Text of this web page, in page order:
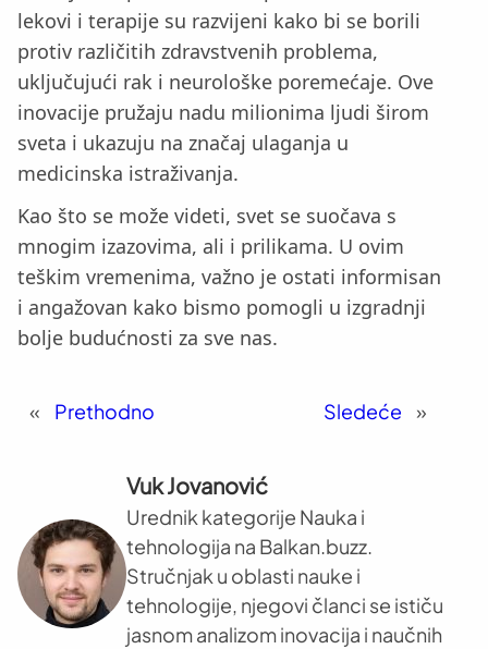
lekovi i terapije su razvijeni kako bi se borili
protiv različitih zdravstvenih problema,
uključujući rak i neurološke poremećaje. Ove
inovacije pružaju nadu milionima ljudi širom
sveta i ukazuju na značaj ulaganja u
medicinska istraživanja.
Kao što se može videti, svet se suočava s
mnogim izazovima, ali i prilikama. U ovim
teškim vremenima, važno je ostati informisan
i angažovan kako bismo pomogli u izgradnji
bolje budućnosti za sve nas.
« Prethodno Sledeće »
Vuk Jovanović
Urednik kategorije Nauka i
tehnologija na Balkan.buzz.
Stručnjak u oblasti nauke i
tehnologije, njegovi članci se ističu
jasnom analizom inovacija i naučnih